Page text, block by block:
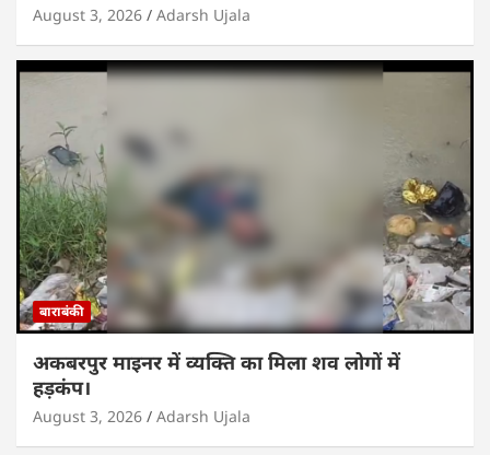
August 3, 2026 Adarsh Ujala
बाराबंकी
अकबरपुर माइनर में व्यक्ति का मिला शव लोगों में
हड़कंप।
August 3, 2026 Adarsh Ujala